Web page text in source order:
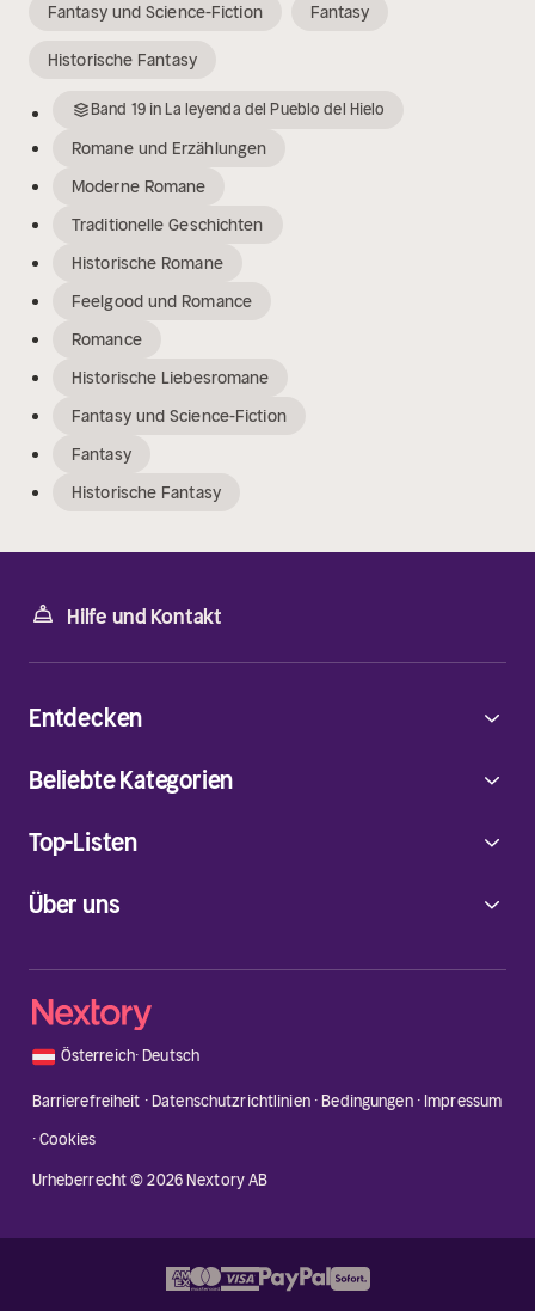
Fantasy und Science-Fiction Fantasy
Historische Fantasy
Band 19inLa leyenda del Pueblo del Hielo
Romane und Erzählungen
Moderne Romane
Traditionelle Geschichten
Historische Romane
Feelgood und Romance
Romance
Historische Liebesromane
Fantasy und Science-Fiction
Fantasy
Historische Fantasy
Hilfe und Kontakt
Über uns
Entdecken
Beliebte Kategorien
Top-Listen
🇦🇹 Österreich·Deutsch
Barrierefreiheit ·Datenschutzrichtlinien·Bedingungen· Impressum
·Cookies
Urheberrecht © 2026 Nextory AB